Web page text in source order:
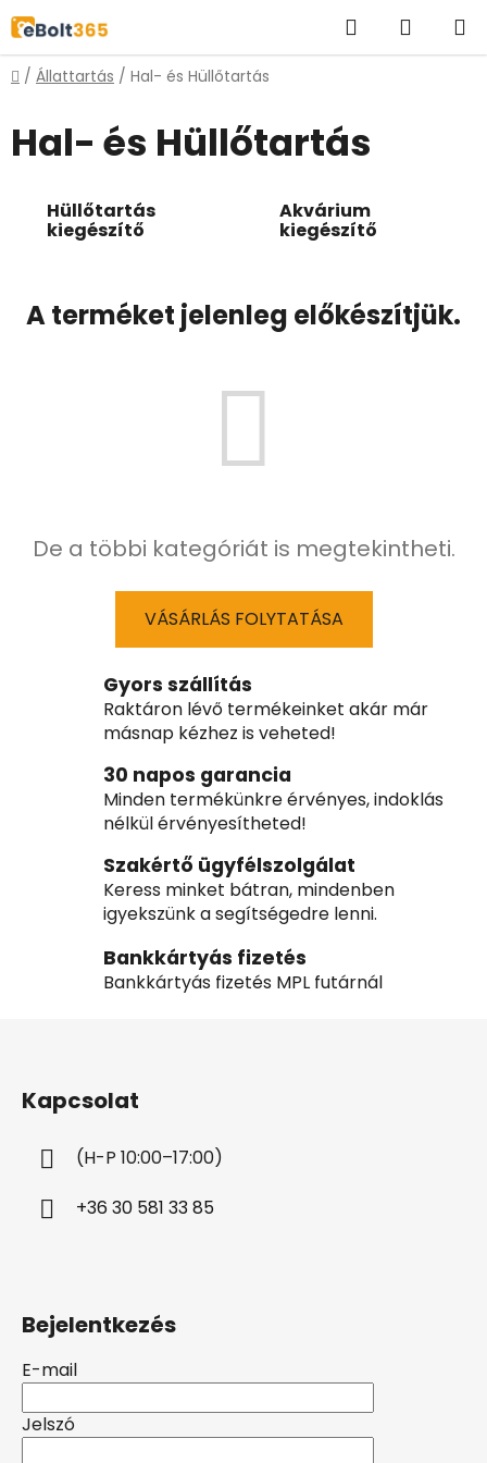
Ugrás
fő
tartalomhoz
KeresésKOSÁR
Kezdőlap
/ Állattartás / Hal- és Hüllőtartás
Hal- és Hüllőtartás
Hüllőtartás
kiegészítő
Akvárium
kiegészítő
A terméket jelenleg előkészítjük.
De a többi kategóriát is megtekintheti.
VÁSÁRLÁS FOLYTATÁSA
Gyors szállítás
Raktáron lévő termékeinket akár már
másnap kézhez is veheted!
30 napos garancia
Minden termékünkre érvényes, indoklás
nélkül érvényesítheted!
Szakértő ügyfélszolgálat
Keress minket bátran, mindenben
igyekszünk a segítségedre lenni.
Bankkártyás fizetés
Bankkártyás fizetés MPL futárnál
Kapcsolat
(H-P 10:00–17:00)
+36 30 581 33 85
Bejelentkezés
E-mail
Jelszó